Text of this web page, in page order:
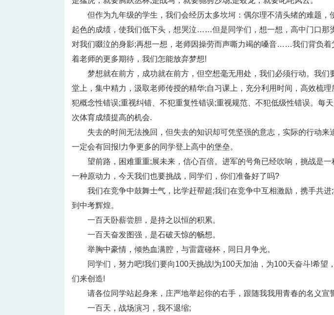
但作为九年级的学生，我们会经历太多坎坷：偶尔理不清头绪的难题，
起色的成绩，使我们低下头，想哭泣……但是同学们，想一想，高中门口那
对我们啜泣的身影;再想一想，老师因操劳而声嘶力竭的嗓音……我们背负着
着老师的更多期待，我们怎能放弃梦想!
梦想就在前方，成功就在前方，但空想毫无用处，我们必须行动。我们
堂上，集中精力，汲取老师传授的精华;自习课上，充分利用时间，高效梳
犯概念性错误;重视纠错、不犯重复性错误;重视规范、不犯低级性错误。每
次体育成绩提高的机会.
失去的时间无法挽回，但失去的知识却可凭坚强的意志，实际的行动来
一定会有回报!力争更多的同学登上高中的堡垒。
望前路，困难重重;展未来，信心百倍。进军的号角已经吹响，挑战是
一种原动力，今天我们也要挑战，同学们，你们准备好了吗?
我们在竞争中鼓舞士气，比学赶帮超;我们在竞争中互相激励，携手共
到中考辉煌。
一百天卧薪尝胆，是持之以恒的积累。
一百天奋发图强，是石破天惊的畅想。
举胸中豪情，倾热血满腔，与雷霆碰杯，同日月争光。
同学们，努力吧!我们要向100天挑战!为100天加油，为100天奋斗!希望
们来创造!
请各位同学站起身来，庄严地举起你的右手，跟随我我用青春的名义宣
一百天，战场演习，我不退缩;